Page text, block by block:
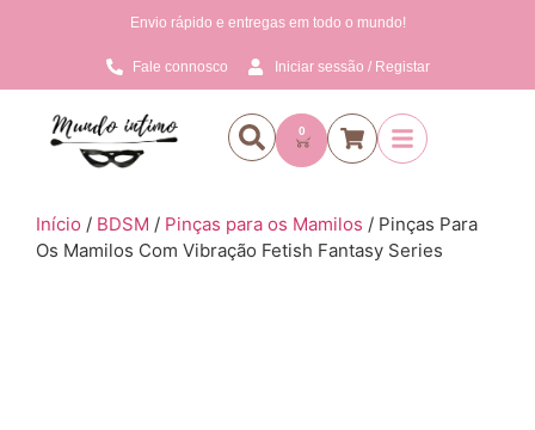
Envio rápido e entregas em todo o mundo!
Fale connosco Iniciar sessão / Registar
0
Início / BDSM / Pinças para os Mamilos / Pinças Para
Os Mamilos Com Vibração Fetish Fantasy Series